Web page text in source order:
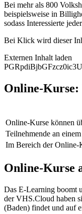
Bei mehr als 800
beispielsweise in
sodass Interessierte
Bei Klick wird dieser
Externen Inhalt laden
Online-
Online-Kurse können
Teilnehmende an
Im Bereich der Online-
Online-Kurse
Das E-Learning boomt
der VHS.Cloud haben
(Baden) findet und auf